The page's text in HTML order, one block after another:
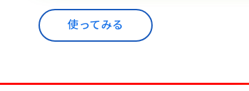
使ってみる